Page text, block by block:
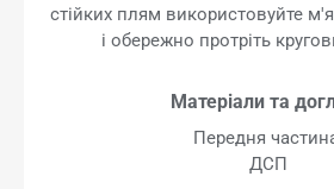
стійких плям використовуйте
і обережно протріть
Матеріали та
Передня
ДСП